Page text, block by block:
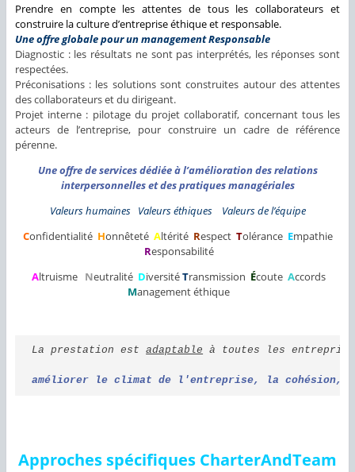
Prendre en compte les attentes de tous les collaborateurs et
construire la culture d’entreprise éthique et responsable.
Une offre globale pour un management Responsable
Diagnostic : les résultats ne sont pas interprétés, les réponses sont
respectées.
Préconisations : les solutions sont construites autour des attentes
des collaborateurs et du dirigeant.
Projet interne : pilotage du projet collaboratif, concernant tous les
acteurs de l’entreprise, pour construire un cadre de référence
pérenne.
Une offre de services dédiée à l’amélioration des relations
interpersonnelles et des pratiques managériales
Valeurs humaines Valeurs éthiques Valeurs de l’équipe
Confidentialité Honnêteté Altérité Respect Tolérance Empathie
Responsabilité
Altruisme Neutralité DiversitéTransmission Écoute Accords
Management éthique
La prestation est adaptable à toutes les
améliorer le climat de l'entreprise, la cohésion,
Approches spécifiques CharterAndTeam